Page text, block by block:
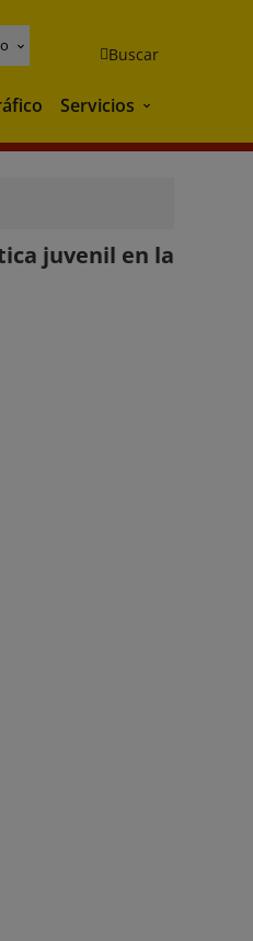
Buscar
Servicios Servicios
juvenil en la